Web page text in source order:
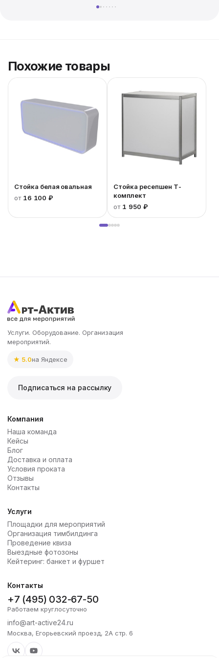
Похожие товары
Стойка белая овальная
от 16 100 ₽
Стойка ресепшен Т-
комплект
от 1 950 ₽
Услуги. Оборудование. Организация
мероприятий.
★ 5.0на Яндексе
Подписаться на рассылку
Компания
Наша команда
Кейсы
Блог
Доставка и оплата
Условия проката
Отзывы
Контакты
Услуги
Площадки для мероприятий
Организация тимбилдинга
Проведение квиза
Выездные фотозоны
Кейтеринг: банкет и фуршет
Контакты
+7 (495) 032-67-50
Работаем круглосуточно
info@art-active24.ru
Москва, Егорьевский проезд, 2А стр. 6